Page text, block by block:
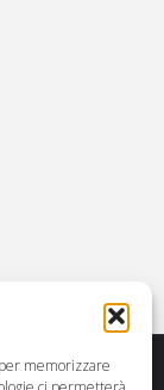
memorizzare